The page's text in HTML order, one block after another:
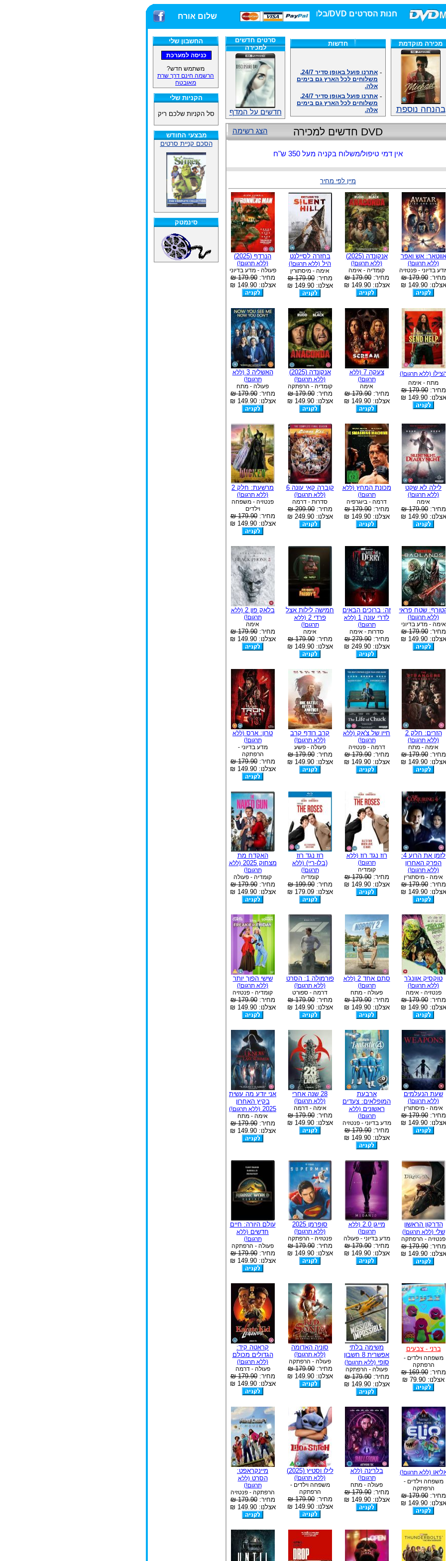
חנות הסרטים DVD/בלו-ריי/3D הגדולה ביותר! שלום אורח
החשבון שלי
משתמש חדש?
הרשמה חינם דרך שרת
מאובטח
הקניות שלי
סל הקניות שלכם ריק
מבצעי החודש
הסכם קניית סרטים
סינמטק
מכירה מוקדמת
בהנחה נוספת
חדשות
משלוחים לכל הארץ גם בימים
אלה.
משלוחים לכל הארץ גם בימים
אלה.
אנחנו כאן לכול שאלה וזמינים
.האתר לרשותכם פעיל 24/7
-מענה טלפוני: 09-7652392
-זמינים במייל ובטלפון. האתר
אנחנו כאן לכול שאלה וזמינים
במענה הטלפוני שלנו.ובמייל
.האתר לרשותכם 24/7
-מענה טלפוני: 09-7652392
-צוות דיוידי מאסטר ישיר.
סרטים חדשים
למכירה
חדשים על המדף
הצג רשימה DVD חדשים למכירה
אין דמי טיפול/משלוח בקניה מעל 350 ש"ח
מיין לפי מחיר
אווטאר: אש ואפר
(ללא תרגום!)
בדיוני - פנטזיה
מחיר:179.90 ₪
אצלנו: 149.90 ₪
אנקונדה (2025)
(ללא תרגום!)
קומדיה - אימה
מחיר:179.90 ₪
אצלנו: 149.90 ₪
בחזרה לסיילנט
היל (ללא תרגום!)
אימה - מיסתורין
מחיר:179.90 ₪
אצלנו: 149.90 ₪
הנרדף (2025)
(ללא תרגום!)
פעולה - מדע בדיוני
מחיר:179.90 ₪
אצלנו: 149.90 ₪
(ללא תרגום!)
מתח - אימה
מחיר:179.90 ₪
אצלנו: 149.90 ₪
צעקה 7
(ללא
תרגום!)
אימה
מחיר:179.90 ₪
אצלנו: 149.90 ₪
אנקונדה (2025)
(ללא תרגום!)
קומדיה - הרפתקה
מחיר:179.90 ₪
אצלנו: 149.90 ₪
האשליה 3
(ללא
תרגום!)
פעולה - מתח
מחיר:179.90 ₪
אצלנו: 149.90 ₪
לילה לא שקט
(ללא תרגום!)
אימה
מחיר:179.90 ₪
אצלנו: 149.90 ₪
מכונת המחץ(ללא
תרגום!)
דרמה - ביוגרפיה
מחיר:179.90 ₪
אצלנו: 149.90 ₪
קוברה קאי עונה 6
(ללא תרגום!)
סדרות - דרמה
מחיר:299.90 ₪
אצלנו: 249.90 ₪
מרשעת: חלק 2
(ללא תרגום!)
פנטזיה - משפחה
וילדים
מחיר:179.90 ₪
אצלנו: 149.90 ₪
שטח פראי
(ללא תרגום!)
אימה - מדע בדיוני
מחיר:179.90 ₪
אצלנו: 149.90 ₪
זה: ברוכים הבאים
לדרי עונה 1
(ללא
תרגום!)
סדרות - אימה
מחיר:279.90 ₪
אצלנו: 249.90 ₪
חמישה לילות אצל
פרדי 2
(ללא
תרגום!)
אימה
מחיר:179.90 ₪
אצלנו: 149.90 ₪
בלאק פון 2
(ללא
תרגום!)
אימה
מחיר:179.90 ₪
אצלנו: 149.90 ₪
הזרים: חלק 2
(ללא תרגום!)
אימה - מתח
מחיר:179.90 ₪
אצלנו: 149.90 ₪
חייו של צ'אק (ללא
תרגום!)
דרמה - פנטזיה
מחיר:179.90 ₪
אצלנו: 149.90 ₪
קרב רודף קרב
(ללא תרגום!)
פעולה - פשע
מחיר:179.90 ₪
אצלנו: 149.90 ₪
טרון: ארס (ללא
תרגום!)
מדע בדיוני -
הרפתקה
מחיר:179.90 ₪
אצלנו: 149.90 ₪
לזמן את הרוע 4:
הפרק האחרון
(ללא תרגום!)
אימה - מיסתורין
מחיר:179.90 ₪
אצלנו: 149.90 ₪
רוז נגד רוז(ללא
תרגום!)
קומדיה
מחיר:179.90 ₪
אצלנו: 149.90 ₪
רוז נגד רוז
(בלו-ריי) (ללא
תרגום!)
קומדיה
מחיר:199.90 ₪
אצלנו: 179.09 ₪
האקדח מת
מצחוק 2025
(ללא
תרגום!)
קומדיה - פעולה
מחיר:179.90 ₪
אצלנו: 149.90 ₪
טוקסיק אוונג'ר
(ללא תרגום!)
פנטזיה - אימה
מחיר:179.90 ₪
אצלנו: 149.90 ₪
סתם אחד 2
(ללא
תרגום!)
פעולה - מתח
מחיר:179.90 ₪
אצלנו: 149.90 ₪
פורמולה 1: הסרט
(ללא תרגום!)
דרמה - ספורט
מחיר:179.90 ₪
אצלנו: 149.90 ₪
שישי הפוך יותר
(ללא תרגום!)
קומדיה - פנטזיה
מחיר:179.90 ₪
אצלנו: 149.90 ₪
שעת הנעלמים
(ללא תרגום!)
אימה - מיסתורין
מחיר:179.90 ₪
אצלנו: 149.90 ₪
ארבעת
המופלאים: צעדים
ראשונים(ללא
תרגום!)
מדע בדיוני - פנטזיה
מחיר:179.90 ₪
אצלנו: 149.90 ₪
28 שנה אחרי
(ללא תרגום!)
אימה - דרמה
מחיר:179.90 ₪
אצלנו: 149.90 ₪
אני יודע מה עשית
בקיץ האחרון
2025 (ללא תרגום!)
אימה - מתח
מחיר:179.90 ₪
אצלנו: 149.90 ₪
הדרקון הראשון
שלי(ללא תרגום!)
פנטזיה - הרפתקה
מחיר:179.90 ₪
אצלנו: 149.90 ₪
מייגן 2.0
(ללא
תרגום!)
מדע בדיוני - פעולה
מחיר:179.90 ₪
אצלנו: 149.90 ₪
סופרמן 2025
(ללא תרגום!)
פנטזיה - הרפתקה
מחיר:179.90 ₪
אצלנו: 149.90 ₪
עולם היורה: חיים
חדשים (ללא
תרגום!)
פעולה - הרפתקה
מחיר:179.90 ₪
אצלנו: 149.90 ₪
ברני - צבעים
משפחה וילדים -
הרפתקה
מחיר:169.90 ₪
אצלנו: 79.90 ₪
משימה בלתי
אפשרית 8 חשבון
סופי(ללא תרגום!)
פעולה - הרפתקה
מחיר:179.90 ₪
אצלנו: 149.90 ₪
סוניה האדומה
(ללא תרגום!)
פעולה - הרפתקה
מחיר:179.90 ₪
אצלנו: 149.90 ₪
קראטה קיד:
הגדולים מכולם
(ללא תרגום!)
פעולה - דרמה
מחיר:179.90 ₪
אצלנו: 149.90 ₪
(ללא תרגום!)
משפחה וילדים -
הרפתקה
מחיר:179.90 ₪
אצלנו: 149.90 ₪
בלרינה(ללא
תרגום!)
פעולה - מתח
מחיר:179.90 ₪
אצלנו: 149.90 ₪
לילו וסטיץ (2025)
(ללא תרגום!)
משפחה וילדים -
הרפתקה
מחיר:179.90 ₪
אצלנו: 149.90 ₪
מיינקראפט:
הסרט(ללא
תרגום!)
הרפתקה - פנטזיה
מחיר:179.90 ₪
אצלנו: 149.90 ₪